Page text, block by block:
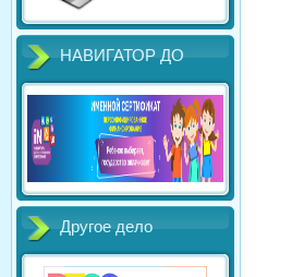
НАВИГАТОР ДО
Другое дело